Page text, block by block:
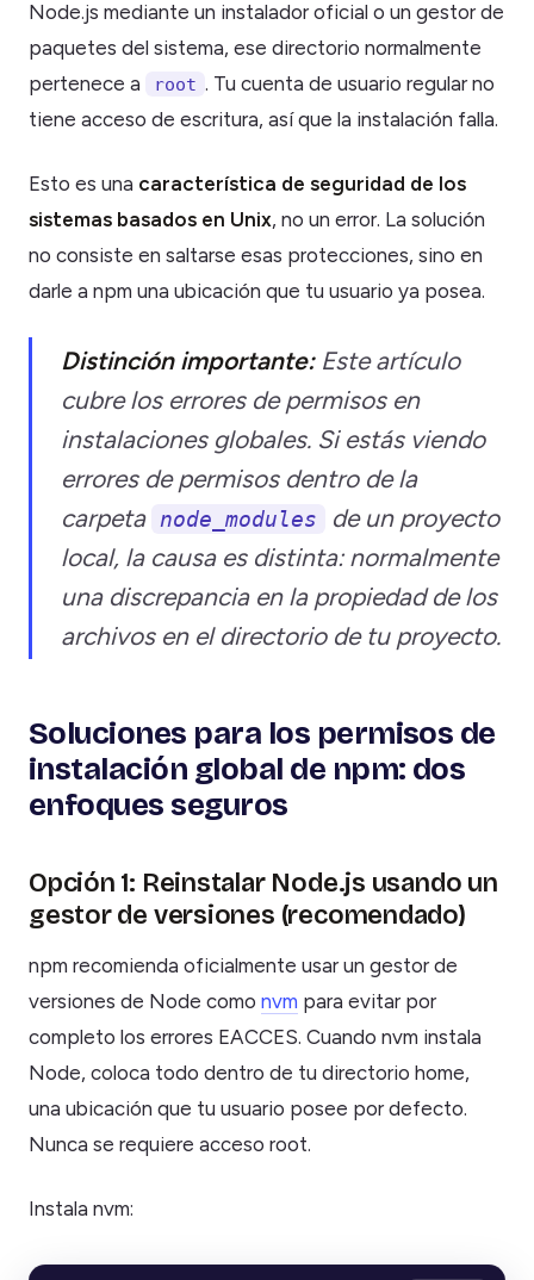
Node.js mediante un instalador oficial o un gestor de
paquetes del sistema, ese directorio normalmente
pertenece a
root . Tu cuenta de usuario regular no
tiene acceso de escritura, así que la instalación falla.
Esto es una característica de seguridad de los
sistemas basados en Unix, no un error. La solución
no consiste en saltarse esas protecciones, sino en
darle a npm una ubicación que tu usuario ya posea.
Distinción importante:Este artículo
cubre los errores de permisos en
instalaciones globales. Si estás viendo
errores de permisos dentro de la
carpeta node_modules
de un proyecto
local, la causa es distinta: normalmente
una discrepancia en la propiedad de los
archivos en el directorio de tu proyecto.
Soluciones para los permisos de
instalación global de npm: dos
enfoques seguros
Opción 1: Reinstalar Node.js usando un
gestor de versiones (recomendado)
npm recomienda oficialmente usar un gestor de
versiones de Node como nvm para evitar por
completo los errores EACCES. Cuando nvm instala
Node, coloca todo dentro de tu directorio home,
una ubicación que tu usuario posee por defecto.
Nunca se requiere acceso root.
Instala nvm: